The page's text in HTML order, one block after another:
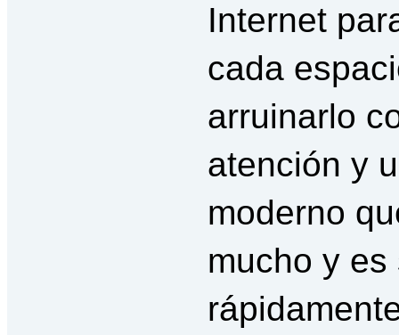
Internet
cada
arruinarlo
atención y
moderno
mucho y